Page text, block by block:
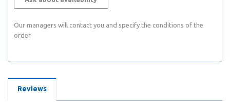
Our managers will contact you and specify the conditions of the
order
Reviews